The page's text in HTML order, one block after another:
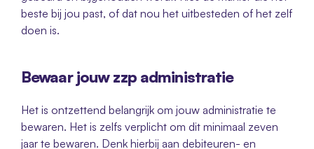
beste bij jou past, of dat nou het uitbesteden of het zelf
doen is.
Bewaar jouw zzp administratie
Het is ontzettend belangrijk om jouw administratie te
bewaren. Het is zelfs verplicht om dit minimaal zeven
jaar te bewaren. Denk hierbij aan debiteuren- en